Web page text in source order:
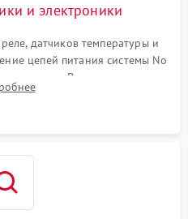
и электроники
датчиков температуры и
цепей питания системы No
Ремонт или замена
сбоях алгоритмов.